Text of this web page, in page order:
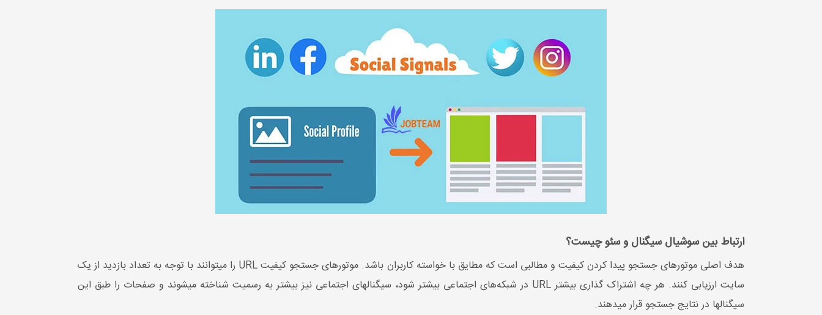
ارتباط بین سوشیال سیگنال و سئو چیست؟
هدف اصلی موتورهای جستجو پیدا کردن کیفیت و مطالبی است که مطایق با خواسته کاربران باشد. موتورهای جستجو کیفیت URL را می‎توانند با توجه به تعداد بازدید از یک
سایت ارزیابی کنند. هر چه اشتراک گذاری بیشتر URL در شبکه‌‎های اجتماعی بیشتر شود، سیگنال‎های اجتماعی نیز بیشتر به رسمیت شناخته می‎شوند و صفحات را طبق این
سیگنال‎ها در نتایج جستجو قرار می‏دهند.